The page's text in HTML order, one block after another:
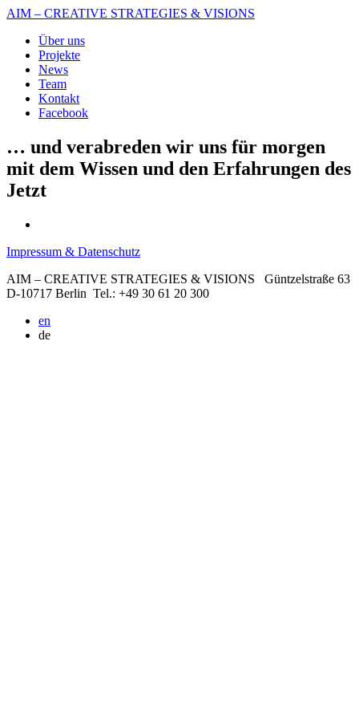
AIM – CREATIVE STRATEGIES & VISIONS
Über uns
Projekte
News
Team
Kontakt
Facebook
… und verabreden wir uns für morgen
mit dem Wissen und den Erfahrungen des
Jetzt
Impressum & Datenschutz
AIM – CREATIVE STRATEGIES & VISIONS
Güntzelstraße 63
D-10717 Berlin Tel.: +49 30 61 20 300
en
de